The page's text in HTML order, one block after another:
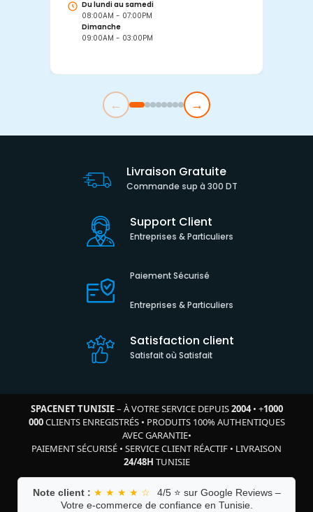
Du lundi au samedi
08:00AM - 07:00PM
Dimanche
09:00AM - 03:00PM
← →
Livraison Gratuite
Commande sup à 300 DT
Support Client
Entreprises & Particuliers
Paiement Sécurisé
Entreprises & Particuliers
Satisfaction client
Satisfait où Satisfait
SPACENET TUNISIE– À VOTRE SERVICE DEPUIS2004• +1000
000CLIENTS ENREGISTRÉS• PRODUITS 100% AUTHENTIQUES
AVEC GARANTIE•
PAIEMENT SÉCURISÉ • SERVICE CLIENT RÉACTIF • LIVRAISON
24/48H TUNISIE
Note client : ★ ★ ★ ★ ☆
4/5 ⭐ sur Google Reviews –
Votre e-commerce de confiance en Tunisie.